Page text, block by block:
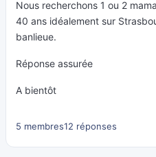
Nous recherchons 1 ou 2
40 ans idéalement sur
banlieue.
Réponse assurée
A bientôt
5 membres12 réponses